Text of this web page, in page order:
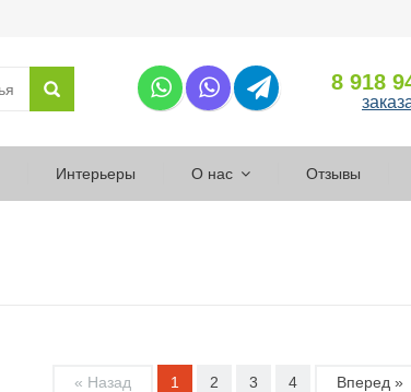
8 918
Интерьеры О нас Отзывы
« Назад 1 2 3 4 Вперед »